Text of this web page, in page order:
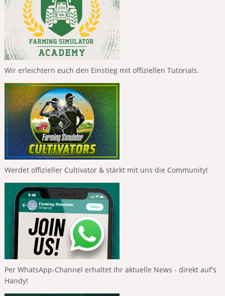
Wir erleichtern euch den Einstieg mit offiziellen Tutorials.
Werdet offizieller Cultivator & stärkt mit uns die Community!
Per WhatsApp-Channel erhaltet ihr aktuelle News - direkt auf's
Handy!